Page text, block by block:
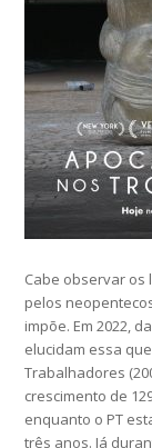
Cabe observar os
pelos
impõe. Em 2022,
elucidam essa
Trabalhadores
crescimento de
enquanto o PT
três anos. Já